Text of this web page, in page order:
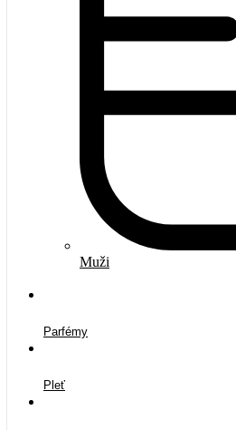
Muži
Parfémy
Pleť